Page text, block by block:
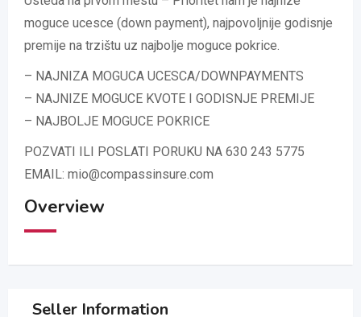
moguce ucesce (down payment), najpovoljnije godisnje
premije na trzištu uz najbolje moguce pokrice.
– NAJNIZA MOGUCA UCESCA/DOWNPAYMENTS
– NAJNIZE MOGUCE KVOTE I GODISNJE PREMIJE
– NAJBOLJE MOGUCE POKRICE
POZVATI ILI POSLATI PORUKU NA 630 243 5775
EMAIL: mio@compassinsure.com
Overview
Seller Information